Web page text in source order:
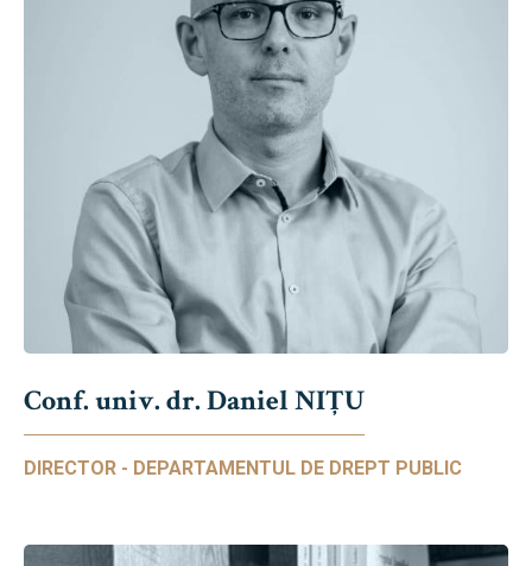
Conf. univ. dr. Daniel NIŢU
DIRECTOR - DEPARTAMENTUL DE DREPT PUBLIC